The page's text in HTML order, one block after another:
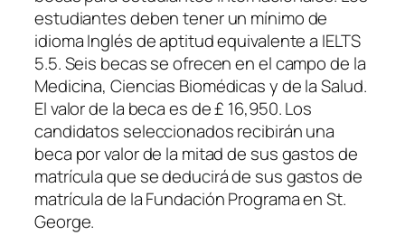
estudiantes deben tener un mínimo de
idioma Inglés de aptitud equivalente a IELTS
5.5. Seis becas se ofrecen en el campo de la
Medicina, Ciencias Biomédicas y de la Salud.
El valor de la beca es de £ 16,950. Los
candidatos seleccionados recibirán una
beca por valor de la mitad de sus gastos de
matrícula que se deducirá de sus gastos de
matrícula de la Fundación Programa en St.
George.